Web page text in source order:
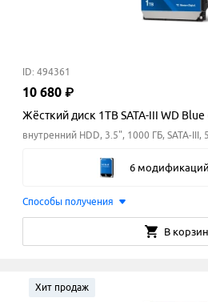
ID: 494361
10 680 ₽
Жёсткий диск 1TB SATA-III WD Blue
внутренний HDD, 3.5", 1000 ГБ, SATA-
6 модификаций
Способы получения
В
Хит продаж